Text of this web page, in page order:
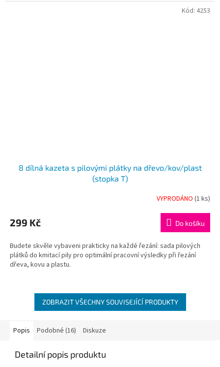
8 dílná kazeta s pilovými plátky na dřevo/kov/plast
(stopka T)
produktu
je
z
5
hvězdiček.
VYPRODÁNO(1 ks)
299 Kč Do košíku
Budete skvěle vybaveni prakticky na každé řezání: sada pilových
plátků do kmitací pily pro optimální pracovní výsledky při řezání
dřeva, kovu a plastu.
Kód: 4253
ZOBRAZIT VŠECHNY SOUVISEJÍCÍ PRODUKTY
Popis Podobné (16) Diskuze
Detailní popis produktu